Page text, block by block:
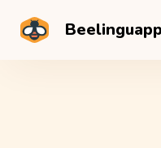
Beelinguapp